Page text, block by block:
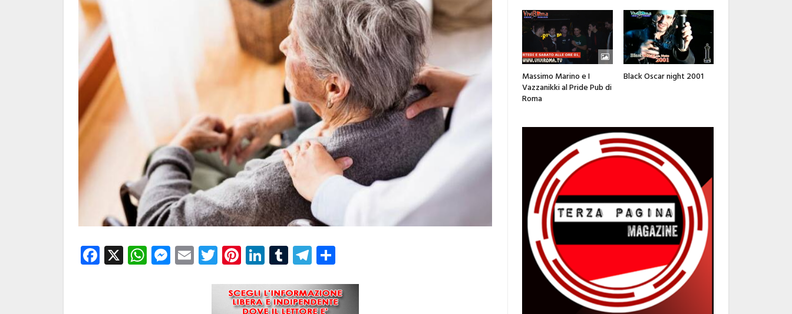
Facebook
X WhatsApp
Messenger
EmailTwitter
Pinterest
LinkedIn
TumblrTelegram
Massimo Marino e I
Vazzanikki al Pride Pub di
Roma
Black Oscar night 2001